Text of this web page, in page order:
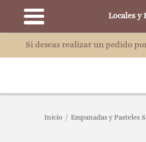
Locales y
Si deseas realizar un pedido
Inicio / Empanadas y Pasteles